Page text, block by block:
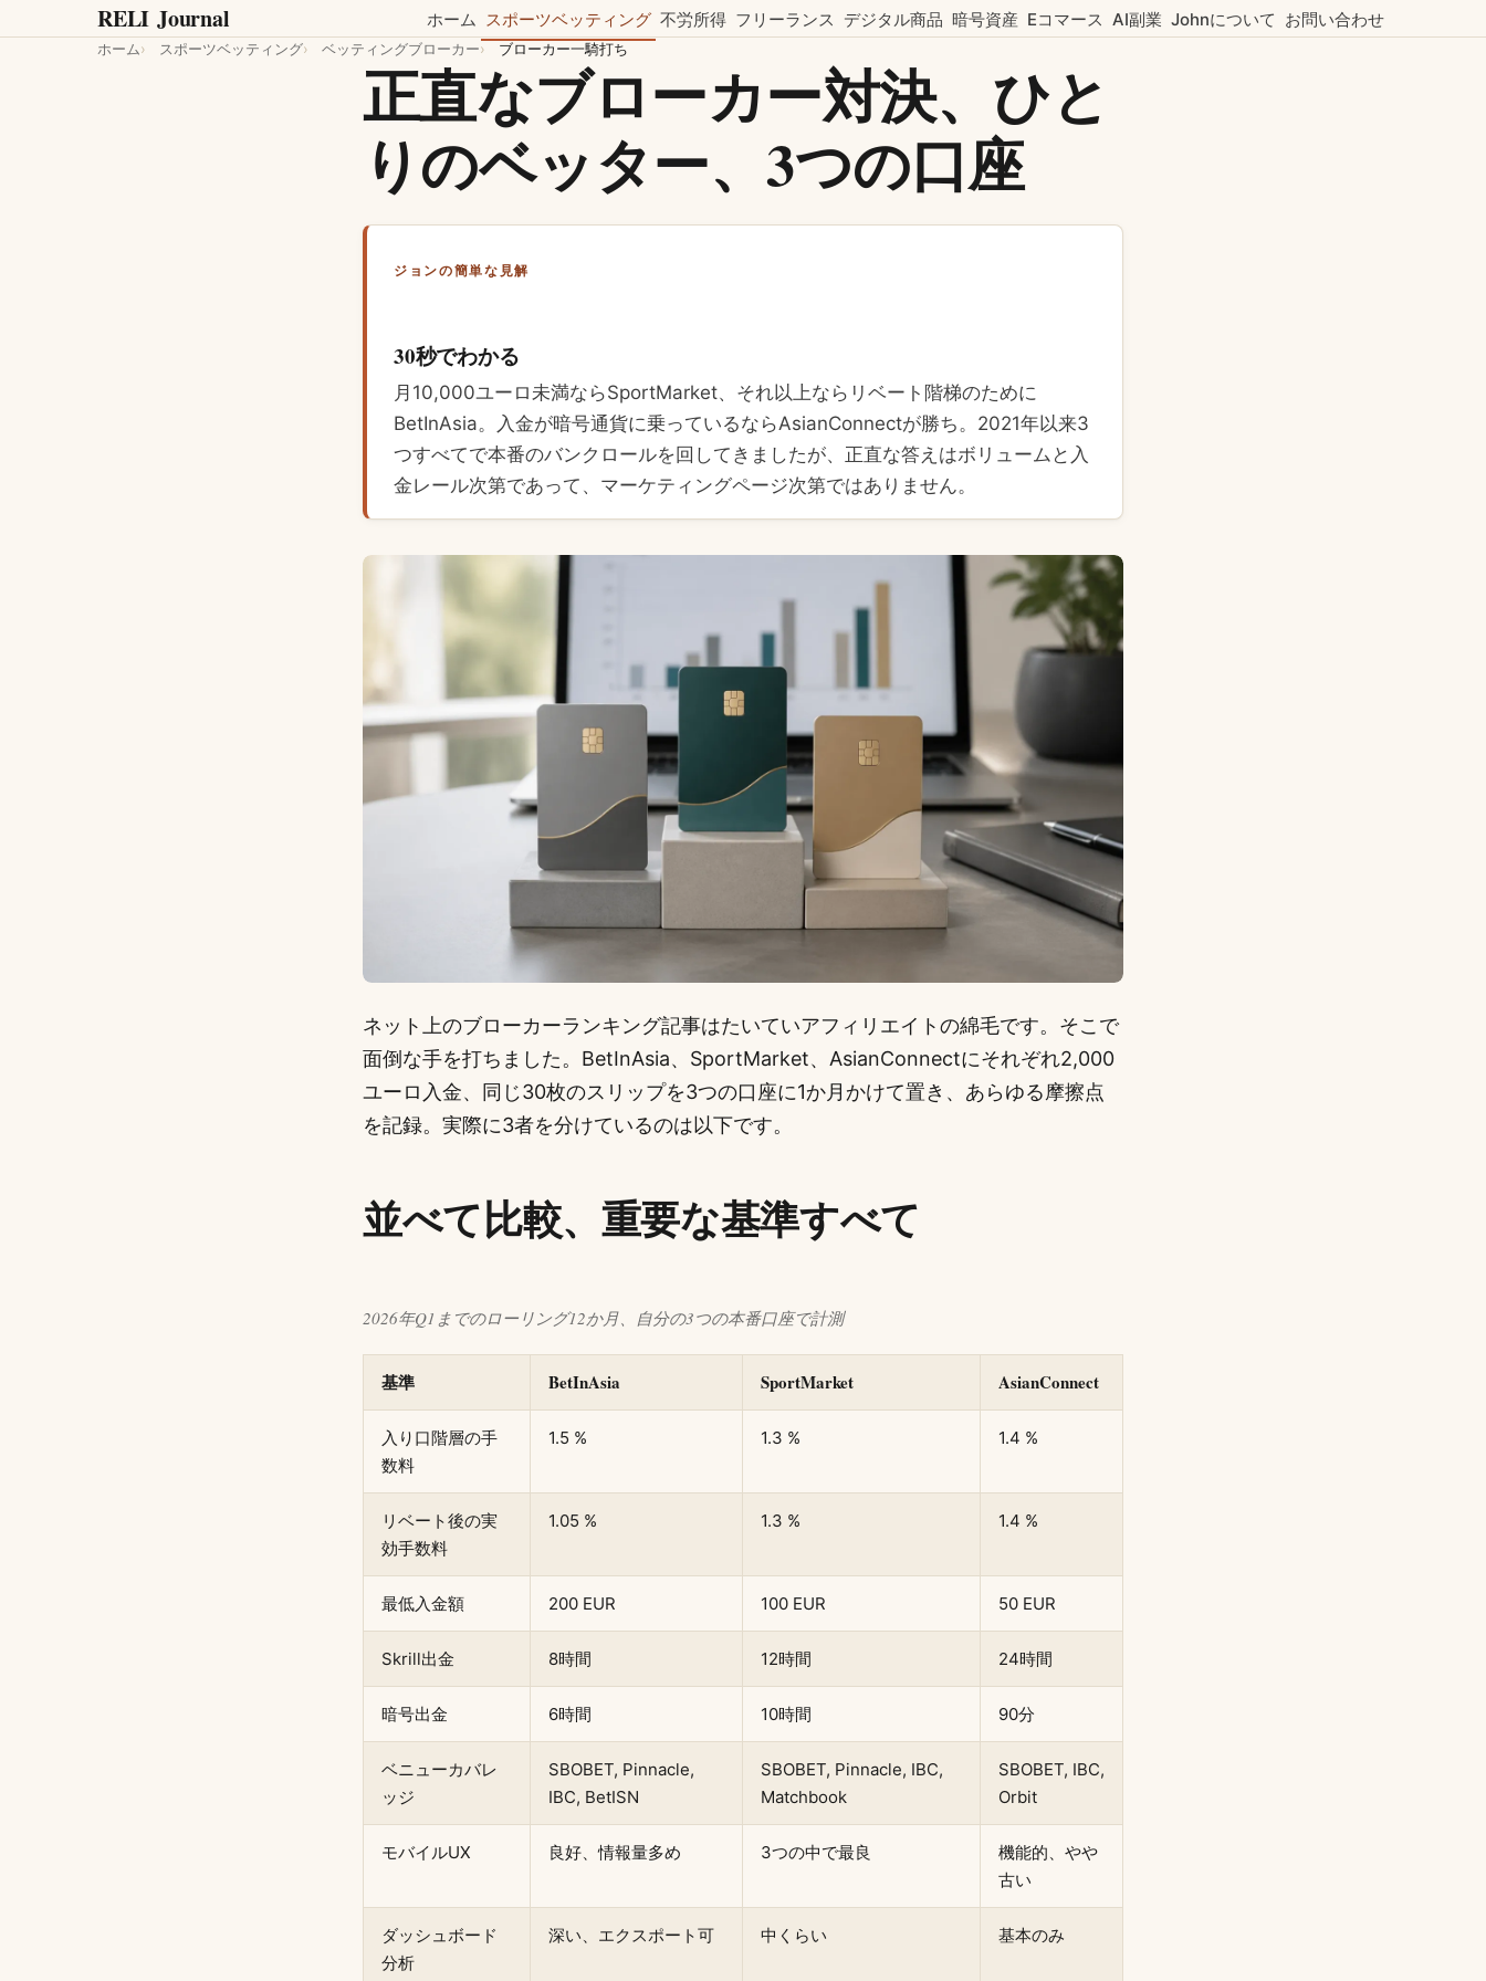
RELI Journal ホーム スポーツベッティング 不労所得 フリーランス デジタル商品 暗号資産 Eコマース AI副業 Johnについて お問い合わせ
ホーム スポーツベッティング ベッティングブローカー ブローカー一騎打ち
正直なブローカー対決、ひと
りのベッター、3つの口座
ジョンの簡単な見解
30秒でわかる
月10,000ユーロ未満ならSportMarket、それ以上ならリベート階梯のために
BetInAsia。入金が暗号通貨に乗っているならAsianConnectが勝ち。2021年以来3
つすべてで本番のバンクロールを回してきましたが、正直な答えはボリュームと入
金レール次第であって、マーケティングページ次第ではありません。
ネット上のブローカーランキング記事はたいていアフィリエイトの綿毛です。そこで
面倒な手を打ちました。BetInAsia、SportMarket、AsianConnectにそれぞれ2,000
ユーロ入金、同じ30枚のスリップを3つの口座に1か月かけて置き、あらゆる摩擦点
を記録。実際に3者を分けているのは以下です。
並べて比較、重要な基準すべて
2026年Q1までのローリング12か月、自分の3つの本番口座で計測
基準 BetInAsia SportMarket AsianConnect
入り口階層の手
数料
1.5 % 1.3 % 1.4 %
リベート後の実
効手数料
1.05 % 1.3 % 1.4 %
最低入金額 200 EUR 100 EUR 50 EUR
Skrill出金 8時間 12時間 24時間
暗号出金 6時間 10時間 90分
ベニューカバレ
ッジ
SBOBET, Pinnacle,
IBC, BetISN
SBOBET, Pinnacle, IBC,
Matchbook
SBOBET, IBC,
Orbit
モバイルUX 良好、情報量多め 3つの中で最良
機能的、やや
古い
ダッシュボード
分析
深い、エクスポート可 中くらい 基本のみ